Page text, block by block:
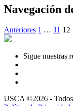
Navegación
Anteriores 1 … 11 12
Sigue nuestras
USCA ©2026 - Todos